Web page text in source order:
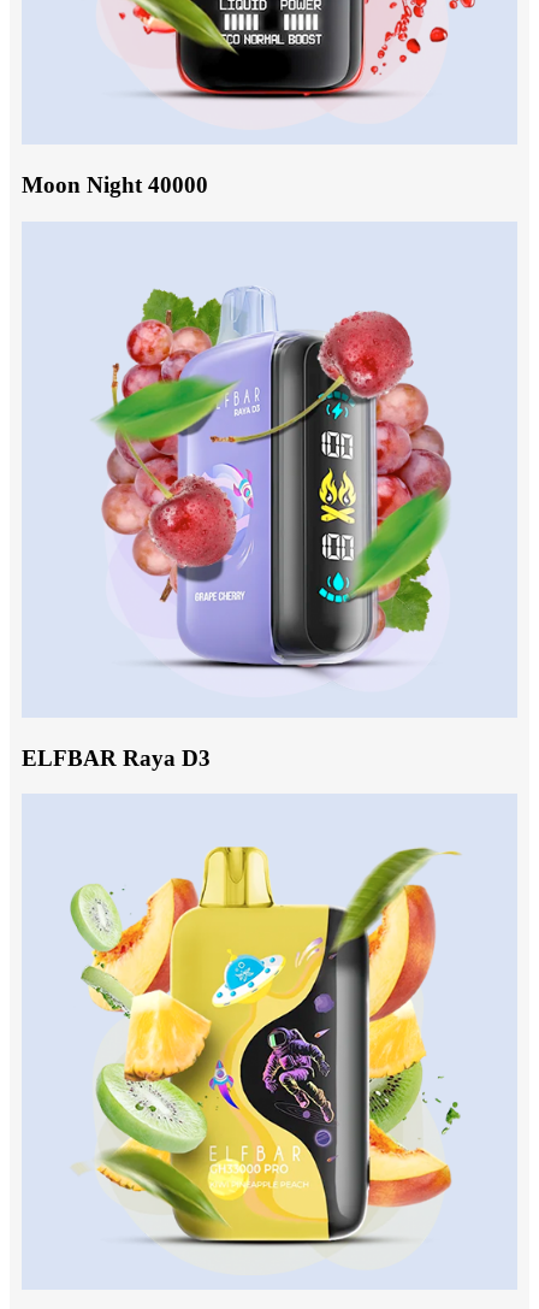
Moon Night 40000
ELFBAR Raya D3